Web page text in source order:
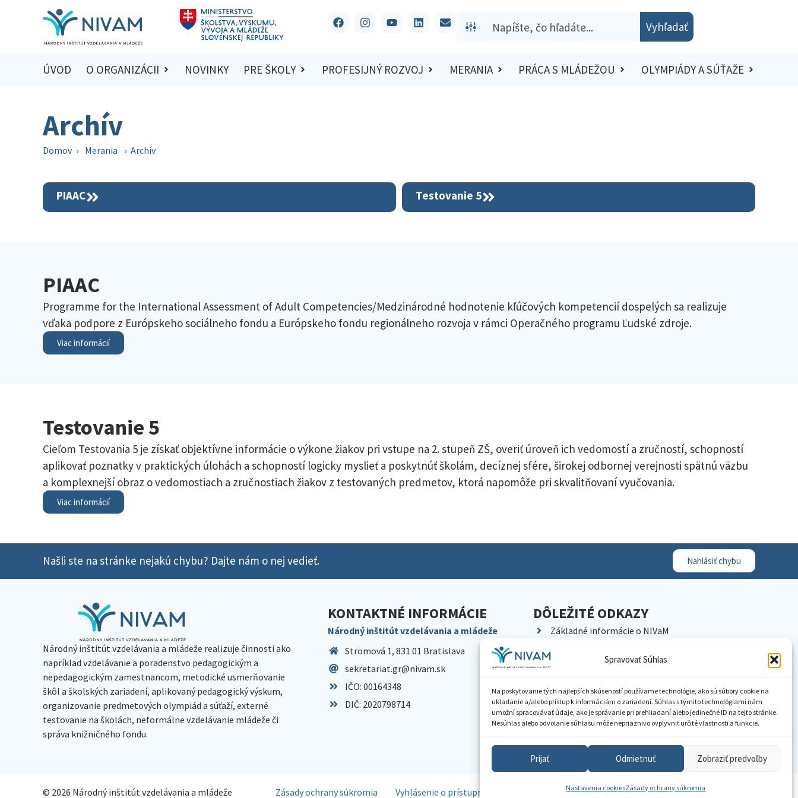
Spravovať Súhlas
Na poskytovanie tých najlepších skúseností používame technológie, ako sú súbory cookie na
ukladanie a/alebo prístup k informáciám o zariadení. Súhlas s týmito technológiami nám
umožní spracovávať údaje, ako je správanie pri prehliadaní alebo jedinečné ID na tejto stránke.
Nesúhlas alebo odvolanie súhlasu môže nepriaznivo ovplyvniť určité vlastnosti a funkcie.
Prijať Odmietnuť Zobraziť predvoľby
Nastavenia cookiesZásady ochrany súkromia
Vyhľadať
ÚVOD O ORGANIZÁCII NOVINKY PRE ŠKOLY PROFESIJNÝ ROZVOJ MERANIA PRÁCA S MLÁDEŽOU OLYMPIÁDY A SÚŤAŽE
Archív
Domov › Merania › Archív
PIAAC Testovanie 5
PIAAC
Programme for the International Assessment of Adult Competencies/Medzinárodné hodnotenie kľúčových kompetencií dospelých sa realizuje
vďaka podpore z Európskeho sociálneho fondu a Európskeho fondu regionálneho rozvoja v rámci Operačného programu Ľudské zdroje.
Viac informácií
Testovanie 5
Cieľom Testovania 5 je získať objektívne informácie o výkone žiakov pri vstupe na 2. stupeň ZŠ, overiť úroveň ich vedomostí a zručností, schopností
aplikovať poznatky v praktických úlohách a schopností logicky myslieť a poskytnúť školám, decíznej sfére, širokej odbornej verejnosti spätnú väzbu
a komplexnejší obraz o vedomostiach a zručnostiach žiakov z testovaných predmetov, ktorá napomôže pri skvalitňovaní vyučovania.
Viac informácií
Našli ste na stránke nejakú chybu? Dajte nám o nej vedieť. Nahlásiť chybu
Národný inštitút vzdelávania a mládeže realizuje činnosti ako
napríklad vzdelávanie a poradenstvo pedagogickým a
nepedagogickým zamestnancom, metodické usmerňovanie
škôl a školských zariadení, aplikovaný pedagogický výskum,
organizovanie predmetových olympiád a súťaží, externé
testovanie na školách, neformálne vzdelávanie mládeže či
správa knižničného fondu.
KONTAKTNÉ INFORMÁCIE
Národný inštitút vzdelávania a mládeže
Stromová 1, 831 01 Bratislava
sekretariat.gr@nivam.sk
IČO: 00164348
DIČ: 2020798714
DÔLEŽITÉ ODKAZY
Základné informácie o NIVaM
Kariéra
Pracoviská NIVaM
Dokumenty inštitúcie
© 2026 Národný inštitút vzdelávania a mládeže Zásady ochrany súkromia Vyhlásenie o prístupnosti Sprístupnenie informácií Nastavenia cookies